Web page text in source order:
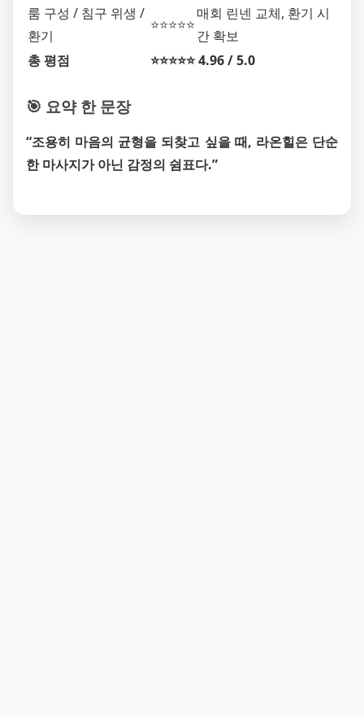
룸 구성 / 침구 위생 /
환기
⭐⭐⭐⭐⭐
매회 린넨 교체, 환기 시
간 확보
총 평점
⭐⭐⭐⭐⭐ 4.96 / 5.0
🎯 요약 한 문장
“조용히 마음의 균형을 되찾고 싶을 때, 라온힐은 단순
한 마사지가 아닌 감정의 쉼표다.”